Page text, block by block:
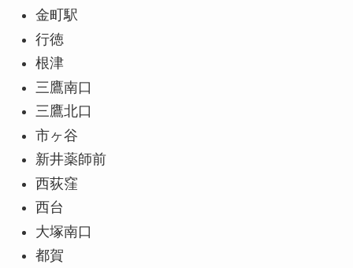
金町駅
行徳
根津
三鷹南口
三鷹北口
市ヶ谷
新井薬師前
西荻窪
西台
大塚南口
都賀